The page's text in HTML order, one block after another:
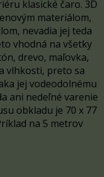
klasické čaro. 3D
materiálom,
nevadia jej teda
vhodná na všetky
drevo, maľovka,
vlhkosti, preto sa
jej vodeodolnému
ani nedeľné varenie
obkladu je 70 x 77
na 5 metrov